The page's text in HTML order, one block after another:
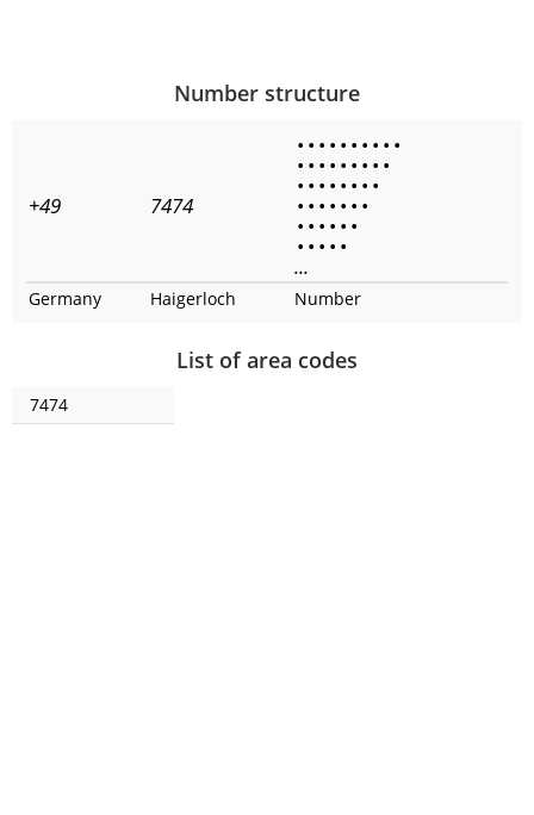
Number structure
+49 7474
• • • • • • • • • •
• • • • • • • • •
• • • • • • • •
• • • • • • •
• • • • • •
• • • • •
...
Germany Haigerloch Number
List of area codes
7474